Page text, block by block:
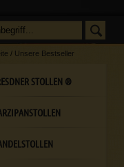
/ Unsere Bestseller
STOLLEN ®